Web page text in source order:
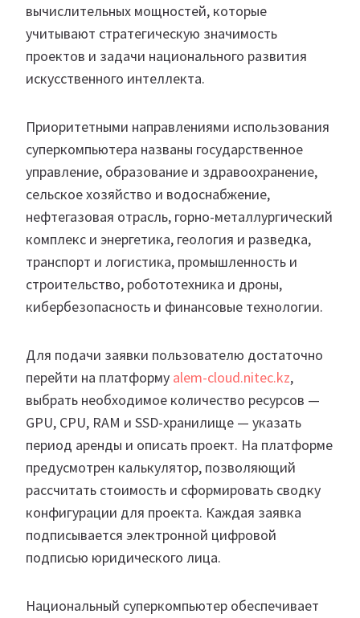
вычислительных мощностей, которые
учитывают стратегическую значимость
проектов и задачи национального развития
искусственного интеллекта.
Приоритетными направлениями использования
суперкомпьютера названы государственное
управление, образование и здравоохранение,
сельское хозяйство и водоснабжение,
нефтегазовая отрасль, горно-металлургический
комплекс и энергетика, геология и разведка,
транспорт и логистика, промышленность и
строительство, робототехника и дроны,
кибербезопасность и финансовые технологии.
Для подачи заявки пользователю достаточно
перейти на платформу alem-cloud.nitec.kz,
выбрать необходимое количество ресурсов —
GPU, CPU, RAM и SSD-хранилище — указать
период аренды и описать проект. На платформе
предусмотрен калькулятор, позволяющий
рассчитать стоимость и сформировать сводку
конфигурации для проекта. Каждая заявка
подписывается электронной цифровой
подписью юридического лица.
Национальный суперкомпьютер обеспечивает